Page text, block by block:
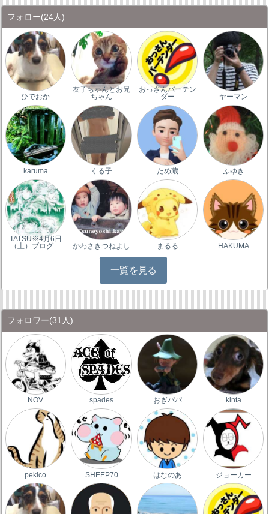
フォロー(24人)
ひでおか
友子ちゃんとお兄
ちゃん
おっさんバーテン
ダー
ヤーマン
karuma くる子 ため蔵 ふゆき
TATSU※4月6日
（土）ブログ…
かわさきつねよし まるる HAKUMA
一覧を見る
フォロワー(31人)
NOV spades おぎパパ kinta
pekico SHEEP70 はなのあ ジョーカー